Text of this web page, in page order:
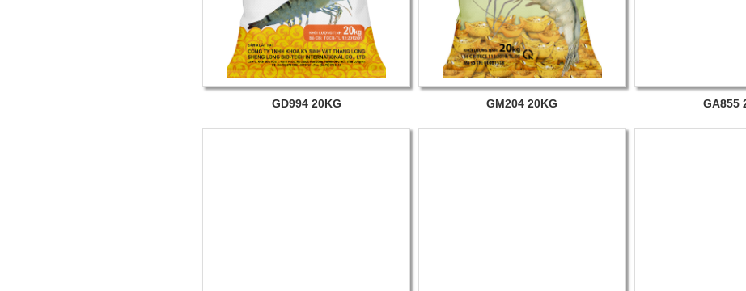
GD994 20KG GM204 20KG GA855